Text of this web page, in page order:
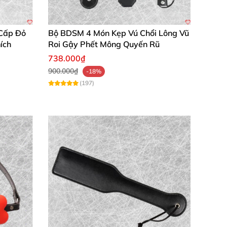
an toàn, chỉ dùng ngoài da để bạn tự
Đỏ
Bộ BDSM 4 Món Kẹp Vú Chổi Lông Vũ
Roi Gậy Phết Mông Quyến Rũ
738.000₫
900.000₫
-18%
(197)